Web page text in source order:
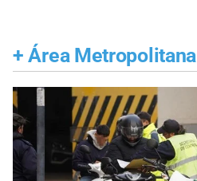
+ Área Metropolitana